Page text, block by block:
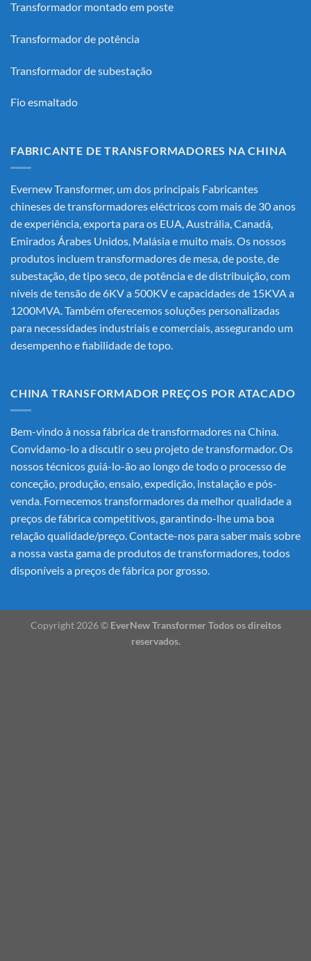
Transformador montado em poste
Transformador de potência
Transformador de subestação
Fio esmaltado
FABRICANTE DE TRANSFORMADORES NA CHINA
Evernew Transformer, um dos principais Fabricantes
chineses de transformadores eléctricoscom mais de 30 anos
de experiência, exporta para os EUA, Austrália, Canadá,
Emirados Árabes Unidos, Malásia e muito mais. Os nossos
produtos incluem transformadores de mesa, de poste, de
subestação, de tipo seco, de potência e de distribuição, com
níveis de tensão de 6KV a 500KV e capacidades de 15KVA a
1200MVA. Também oferecemos soluções personalizadas
para necessidades industriais e comerciais, assegurando um
desempenho e fiabilidade de topo.
CHINA TRANSFORMADOR PREÇOS POR ATACADO
Bem-vindo à nossa fábrica de transformadores na China.
Convidamo-lo a discutir o seu projeto de transformador. Os
nossos técnicos guiá-lo-ão ao longo de todo o processo de
conceção, produção, ensaio, expedição, instalação e pós-
venda. Fornecemos transformadores da melhor qualidade a
preços de fábrica competitivos, garantindo-lhe uma boa
relação qualidade/preço. Contacte-nos para saber mais sobre
a nossa vasta gama de produtos de transformadores, todos
disponíveis a preços de fábrica por grosso.
Copyright 2026 © EverNew Transformer Todos os direitos
reservados.